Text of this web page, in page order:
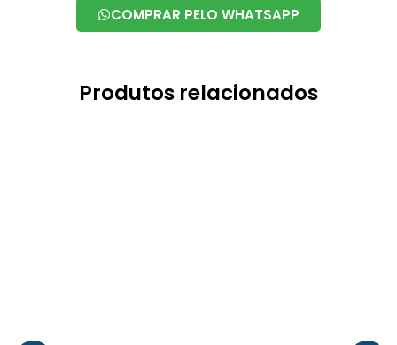
COMPRAR PELO WHATSAPP
Produtos relacionados